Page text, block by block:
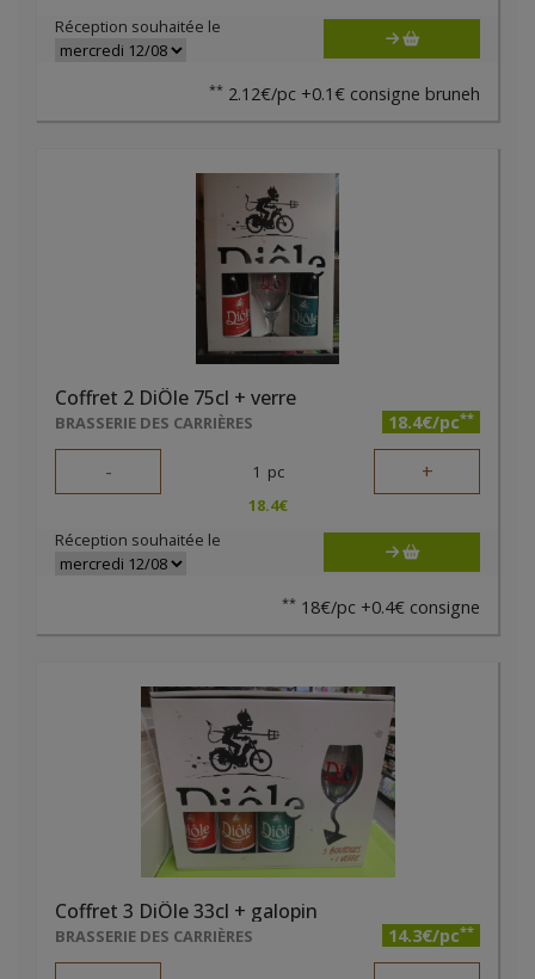
Réception souhaitée le
** 2.12€/pc +0.1€ consigne bruneh
Coffret 2 DiÔle 75cl + verre
BRASSERIE DES CARRIÈRES 18.4€/pc**
- 1 pc +
18.4€
Réception souhaitée le
** 18€/pc +0.4€ consigne
Coffret 3 DiÔle 33cl + galopin
BRASSERIE DES CARRIÈRES 14.3€/pc**